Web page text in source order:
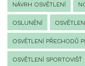
NÁVRH OSVĚTLENÍ
OSLUNĚNÍ
OSVĚTLENÍ PŘECHODŮ
OSVĚTLENÍ SPORTOVIŠŤ